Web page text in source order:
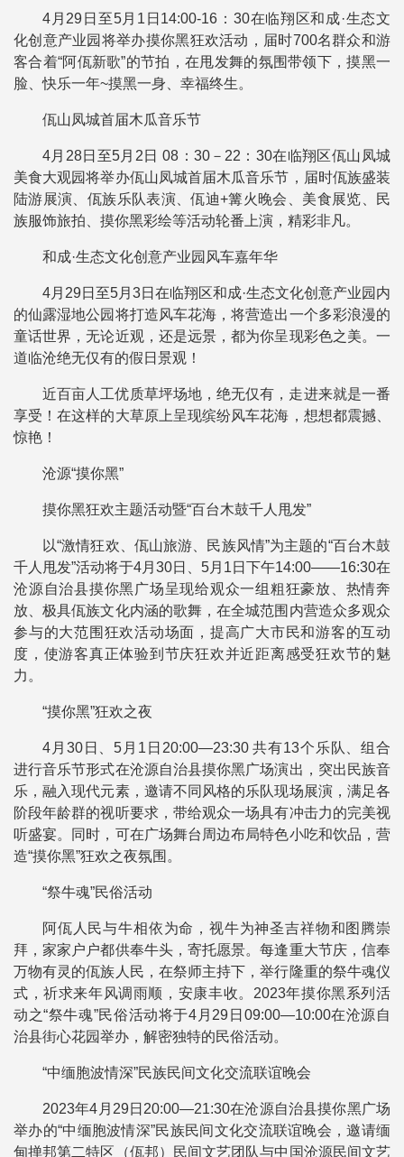
4月29日至5月1日14:00-16：30在临翔区和成·生态文
化创意产业园将举办摸你黑狂欢活动，届时700名群众和游
客合着“阿佤新歌”的节拍，在甩发舞的氛围带领下，摸黑一
脸、快乐一年~摸黑一身、幸福终生。
佤山凤城首届木瓜音乐节
4月28日至5月2日 08：30－22：30在临翔区佤山凤城
美食大观园将举办佤山凤城首届木瓜音乐节，届时佤族盛装
陆游展演、佤族乐队表演、佤迪+篝火晚会、美食展览、民
族服饰旅拍、摸你黑彩绘等活动轮番上演，精彩非凡。
和成·生态文化创意产业园风车嘉年华
4月29日至5月3日在临翔区和成·生态文化创意产业园内
的仙露湿地公园将打造风车花海，将营造出一个多彩浪漫的
童话世界，无论近观，还是远景，都为你呈现彩色之美。一
道临沧绝无仅有的假日景观！
近百亩人工优质草坪场地，绝无仅有，走进来就是一番
享受！在这样的大草原上呈现缤纷风车花海，想想都震撼、
惊艳！
沧源“摸你黑”
摸你黑狂欢主题活动暨“百台木鼓千人甩发”
以“激情狂欢、佤山旅游、民族风情”为主题的“百台木鼓
千人甩发”活动将于4月30日、5月1日下午14:00——16:30在
沧源自治县摸你黑广场呈现给观众一组粗狂豪放、热情奔
放、极具佤族文化内涵的歌舞，在全城范围内营造众多观众
参与的大范围狂欢活动场面，提高广大市民和游客的互动
度，使游客真正体验到节庆狂欢并近距离感受狂欢节的魅
力。
“摸你黑”狂欢之夜
4月30日、5月1日20:00―23:30 共有13个乐队、组合
进行音乐节形式在沧源自治县摸你黑广场演出，突出民族音
乐，融入现代元素，邀请不同风格的乐队现场展演，满足各
阶段年龄群的视听要求，带给观众一场具有冲击力的完美视
听盛宴。同时，可在广场舞台周边布局特色小吃和饮品，营
造“摸你黑”狂欢之夜氛围。
“祭牛魂”民俗活动
阿佤人民与牛相依为命，视牛为神圣吉祥物和图腾崇
拜，家家户户都供奉牛头，寄托愿景。每逢重大节庆，信奉
万物有灵的佤族人民，在祭师主持下，举行隆重的祭牛魂仪
式，祈求来年风调雨顺，安康丰收。2023年摸你黑系列活
动之“祭牛魂”民俗活动将于4月29日09:00—10:00在沧源自
治县街心花园举办，解密独特的民俗活动。
“中缅胞波情深”民族民间文化交流联谊晚会
2023年4月29日20:00—21:30在沧源自治县摸你黑广场
举办的“中缅胞波情深”民族民间文化交流联谊晚会，邀请缅
甸掸邦第二特区（佤邦）民间文艺团队与中国沧源民间文艺